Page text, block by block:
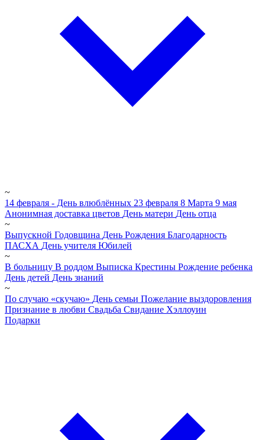
~
14 февраля - День влюблённых 23 февраля 8 Марта 9 мая
Анонимная доставка цветов День матери День отца
~
Выпускной Годовщина День Рождения Благодарность
ПАСХА День учителя Юбилей
~
В больницу В роддом Выписка Крестины Рождение ребенка
День детей День знаний
~
По случаю «скучаю» День семьи Пожелание выздоровления
Признание в любви Свадьба Свидание Хэллоуин
Подарки